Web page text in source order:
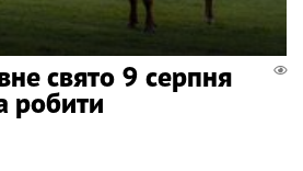
свято 9 серпня
робити